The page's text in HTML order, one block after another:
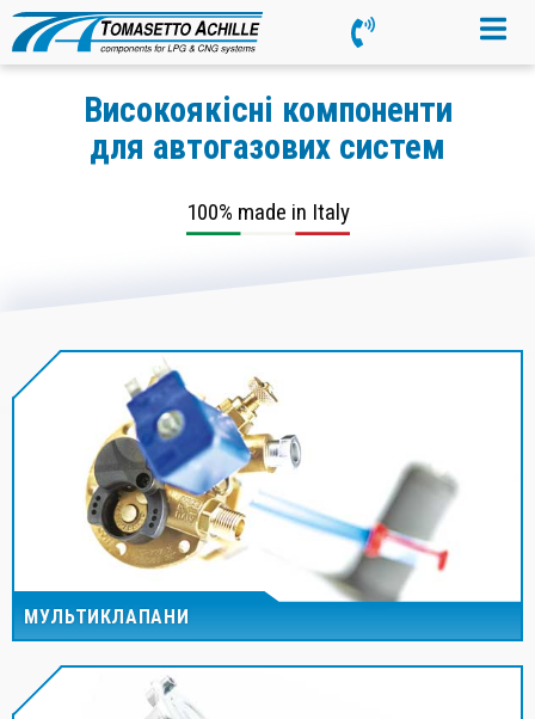
Високоякісні компоненти
для автогазових систем
100% made in Italy
МУЛЬТИКЛАПАНИ